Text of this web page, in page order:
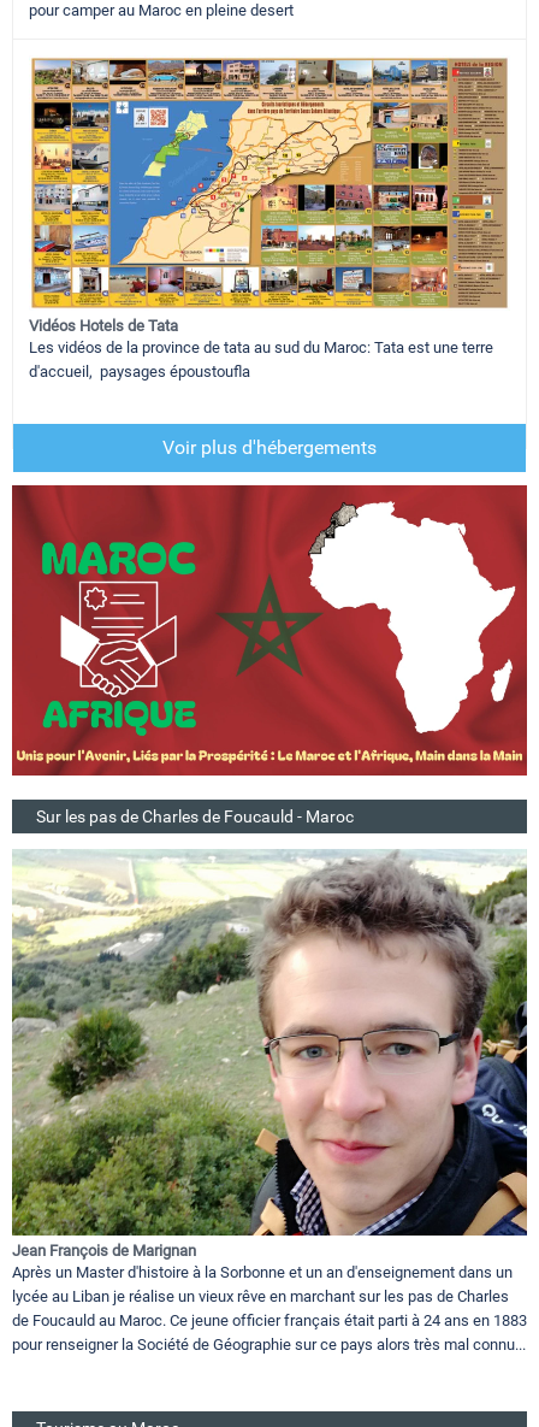
pour camper au Maroc en pleine desert
Vidéos Hotels de Tata
Les vidéos de la province de tata au sud du Maroc: Tata est une terre
d'accueil, paysages époustoufla
Voir plus d'hébergements
Sur les pas de Charles de Foucauld - Maroc
Jean François de Marignan
Après un Master d'histoire à la Sorbonne et un an d'enseignement dans un
lycée au Liban je réalise un vieux rêve en marchant sur les pas de Charles
de Foucauld au Maroc. Ce jeune officier français était parti à 24 ans en 1883
pour renseigner la Société de Géographie sur ce pays alors très mal connu...